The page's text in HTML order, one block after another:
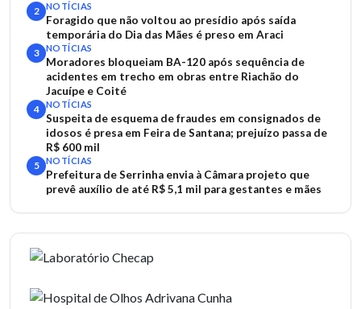
2 NOTÍCIAS
Foragido que não voltou ao presídio após saída
temporária do Dia das Mães é preso em Araci
3 NOTÍCIAS
Moradores bloqueiam BA-120 após sequência de
acidentes em trecho em obras entre Riachão do
Jacuípe e Coité
4 NOTÍCIAS
Suspeita de esquema de fraudes em consignados de
idosos é presa em Feira de Santana; prejuízo passa de
R$ 600 mil
5 NOTÍCIAS
Prefeitura de Serrinha envia à Câmara projeto que
prevê auxílio de até R$ 5,1 mil para gestantes e mães